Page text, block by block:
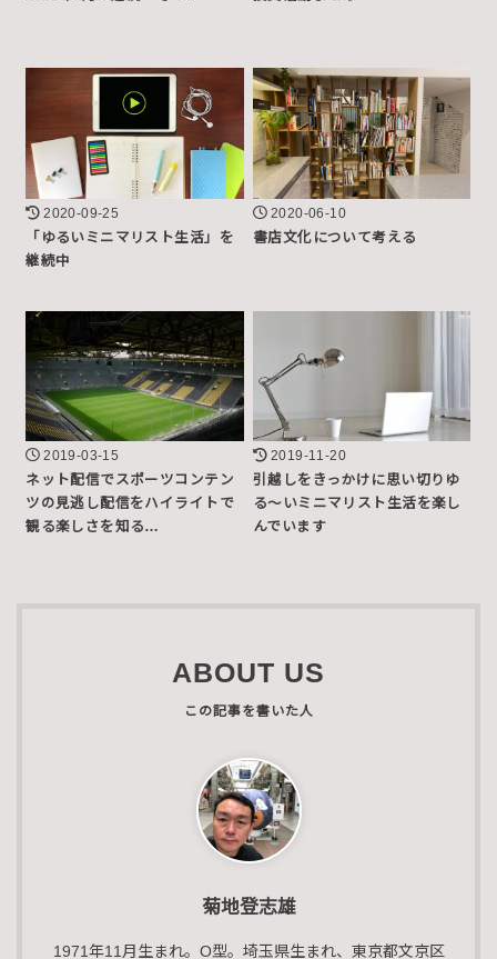
2020-09-25
「ゆるいミニマリスト生活」を
継続中
2020-06-10
書店文化について考える
2019-03-15
ネット配信でスポーツコンテン
ツの見逃し配信をハイライトで
観る楽しさを知る…
2019-11-20
引越しをきっかけに思い切りゆ
る〜いミニマリスト生活を楽し
んでいます
ABOUT US
菊地登志雄
1971年11月生まれ。O型。埼玉県生まれ、東京都文京区